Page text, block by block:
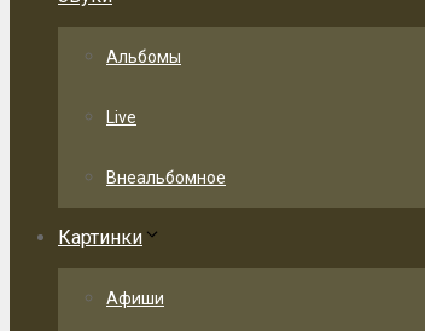
Альбомы
Live
Внеальбомное
Картинки
Афиши